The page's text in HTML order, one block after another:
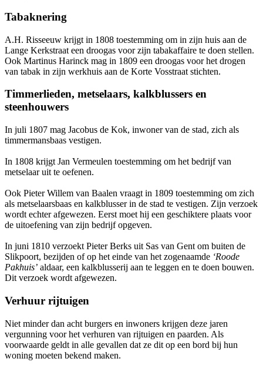
Tabaknering
A.H. Risseeuw krijgt in 1808 toestemming om in zijn huis aan de
Lange Kerkstraat een droogas voor zijn tabakaffaire te doen stellen.
Ook Martinus Harinck mag in 1809 een droogas voor het drogen
van tabak in zijn werkhuis aan de Korte Vosstraat stichten.
Timmerlieden, metselaars, kalkblussers en
steenhouwers
In juli 1807 mag Jacobus de Kok, inwoner van de stad, zich als
timmermansbaas vestigen.
In 1808 krijgt Jan Vermeulen toestemming om het bedrijf van
metselaar uit te oefenen.
Ook Pieter Willem van Baalen vraagt in 1809 toestemming om zich
als metselaarsbaas en kalkblusser in de stad te vestigen. Zijn verzoek
wordt echter afgewezen. Eerst moet hij een geschiktere plaats voor
de uitoefening van zijn bedrijf opgeven.
In juni 1810 verzoekt Pieter Berks uit Sas van Gent om buiten de
Slikpoort, bezijden of op het einde van het zogenaamde ‘Roode
Pakhuis’ aldaar, een kalkblusserij aan te leggen en te doen bouwen.
Dit verzoek wordt afgewezen.
Verhuur rijtuigen
Niet minder dan acht burgers en inwoners krijgen deze jaren
vergunning voor het verhuren van rijtuigen en paarden. Als
voorwaarde geldt in alle gevallen dat ze dit op een bord bij hun
woning moeten bekend maken.